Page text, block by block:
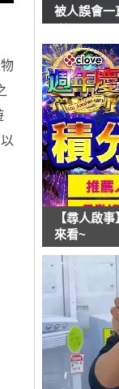
被人誤會一
【尋人啟
來看~